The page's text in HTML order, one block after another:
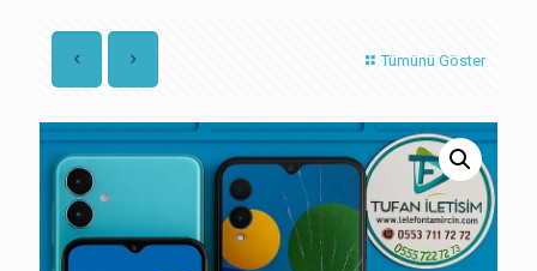
Tümünü Göster